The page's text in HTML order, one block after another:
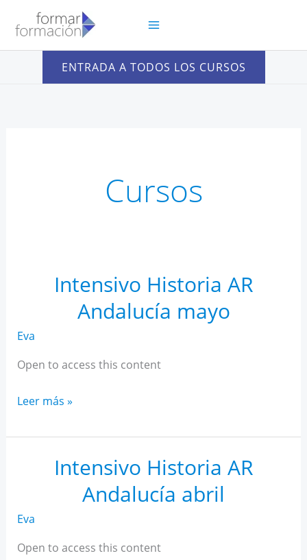
contenido
ENTRADA A TODOS LOS CURSOS
Cursos
Intensivo Historia AR
Andalucía mayo
Eva
Open to access this content
Intensivo
AR
Andalucía
Leer más »
Intensivo Historia AR
Andalucía abril
Eva
Open to access this content